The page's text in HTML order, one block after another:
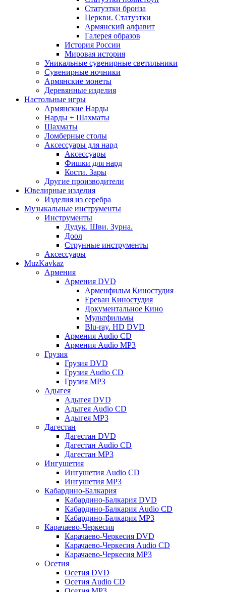
Статуэтки бронза
Церкви. Статуэтки
Армянский алфавит
Галерея образов
История России
Мировая история
Уникальные сувенирные светильники
Сувенирные ночники
Армянские монеты
Деревянные изделия
Настольные игры
Армянские Нарды
Нарды + Шахматы
Шахматы
Ломберные столы
Аксессуары для нард
Аксессуары
Фишки для нард
Кости. Зары
Другие производители
Ювелирные изделия
Изделия из серебра
Музыкальные инструменты
Инструменты
Дудук. Шви. Зурна.
Доол
Струнные инструменты
Аксессуары
MuzKavkaz
Армения
Армения DVD
Арменфильм Киностудия
Ереван Киностудия
Документальное Кино
Мультфильмы
Blu-ray. HD DVD
Армения Audio CD
Армения Audio MP3
Грузия
Грузия DVD
Грузия Audio CD
Грузия MP3
Адыгея
Адыгея DVD
Адыгея Audio CD
Адыгея MP3
Дагестан
Дагестан DVD
Дагестан Audio CD
Дагестан MP3
Ингушетия
Ингушетия Audio CD
Ингушетия MP3
Кабардино-Балкария
Кабардино-Балкария DVD
Кабардино-Балкария Audio CD
Кабардино-Балкария MP3
Карачаево-Черкесия
Карачаево-Черкесия DVD
Карачаево-Черкесия Audio CD
Карачаево-Черкесия MP3
Осетия
Осетия DVD
Осетия Audio CD